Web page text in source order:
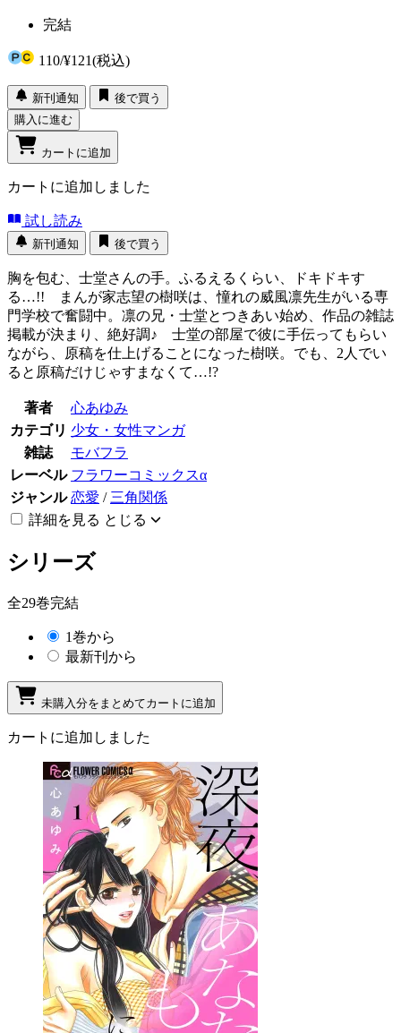
完結
110/¥121(税込)
新刊通知
後で買う
購入に進む
カートに追加
カートに追加しました
試し読み
新刊通知 後で買う
胸を包む、士堂さんの手。ふるえるくらい、ドキドキす
る…!! まんが家志望の樹咲は、憧れの威風凛先生がいる専
門学校で奮闘中。凛の兄・士堂とつきあい始め、作品の雑誌
掲載が決まり、絶好調♪ 士堂の部屋で彼に手伝ってもらい
ながら、原稿を仕上げることになった樹咲。でも、2人でい
ると原稿だけじゃすまなくて…!?
著者
心あゆみ
カテゴリ 少女・女性マンガ
雑誌
モバフラ
レーベル フラワーコミックスα
ジャンル 恋愛 / 三角関係
詳細を見る とじる
シリーズ
全29巻完結
1巻から
最新刊から
未購入分をまとめてカートに追加
カートに追加しました